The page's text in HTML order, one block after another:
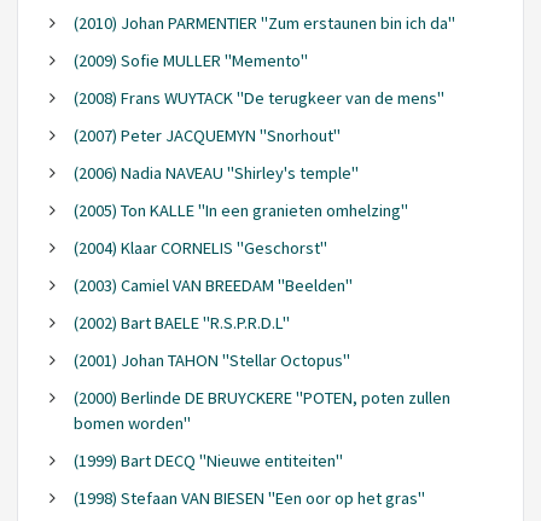
(2010) Johan PARMENTIER "Zum erstaunen bin ich da"
(2009) Sofie MULLER "Memento"
(2008) Frans WUYTACK "De terugkeer van de mens"
(2007) Peter JACQUEMYN "Snorhout"
(2006) Nadia NAVEAU "Shirley's temple"
(2005) Ton KALLE "In een granieten omhelzing"
(2004) Klaar CORNELIS "Geschorst"
(2003) Camiel VAN BREEDAM "Beelden"
(2002) Bart BAELE "R.S.P.R.D.L"
(2001) Johan TAHON "Stellar Octopus"
(2000) Berlinde DE BRUYCKERE "POTEN, poten zullen
bomen worden"
(1999) Bart DECQ "Nieuwe entiteiten"
(1998) Stefaan VAN BIESEN "Een oor op het gras"